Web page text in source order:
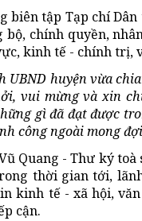
biên tập Tạp chí
chính quyền,
kinh tế - chính trị,
UBND huyện vừa
vui mừng và xin
gì đã đạt được
công ngoài mong đợi
Quang - Thư ký
thời gian tới,
kinh tế - xã hội,
cận.